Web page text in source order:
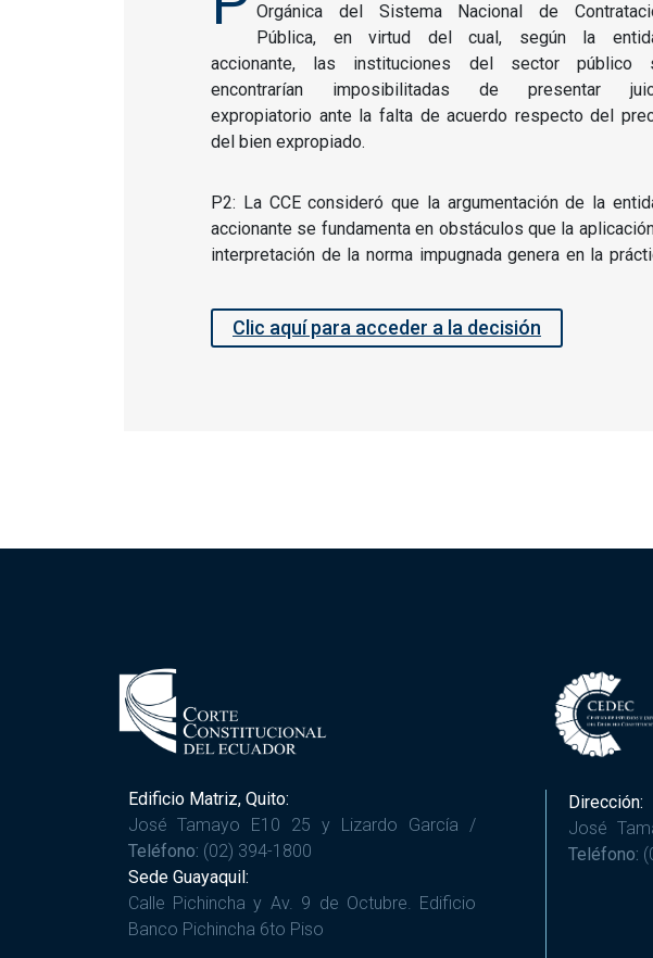
Orgánica del Sistema Nacional de
Pública, en virtud del cual, según la
accionante, las instituciones del sector público
encontrarían imposibilitadas de presentar
expropiatorio ante la falta de acuerdo respecto del
del bien expropiado.
P2: La CCE consideró que la argumentación de la
accionante se fundamenta en obstáculos que la
interpretación de la norma impugnada genera en la
Clic aquí para acceder a la decisión
Edificio Matriz, Quito:
José Tamayo E10 25 y Lizardo García /
Teléfono: (02) 394-1800
Sede Guayaquil:
Calle Pichincha y Av. 9 de Octubre. Edificio
Banco Pichincha 6to Piso
Dirección:
José
Teléfono: